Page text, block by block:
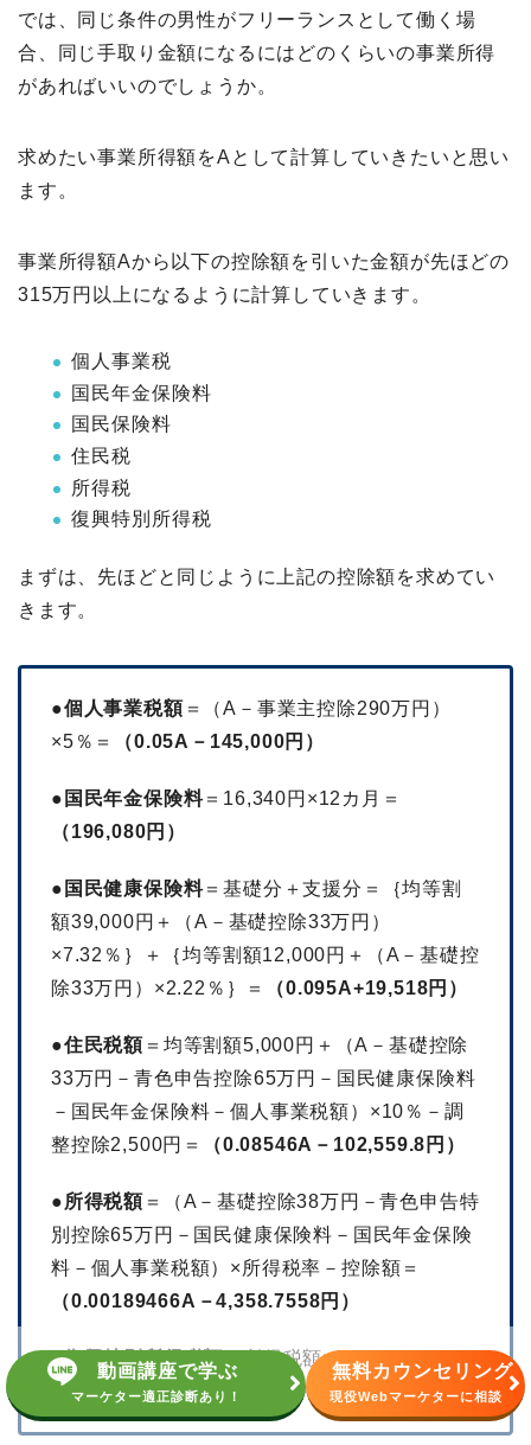
では、同じ条件の男性がフリーランスとして働く場
合、同じ手取り金額になるにはどのくらいの事業所得
があればいいのでしょうか。
求めたい事業所得額をAとして計算していきたいと思い
ます。
事業所得額Aから以下の控除額を引いた金額が先ほどの
315万円以上になるように計算していきます。
個人事業税
国民年金保険料
国民保険料
住民税
所得税
復興特別所得税
まずは、先ほどと同じように上記の控除額を求めてい
きます。
●個人事業税額＝（A－事業主控除290万円）
×5％＝
（0.05A－145,000円）
●国民年金保険料＝16,340円×12カ月＝
（196,080円）
●国民健康保険料＝基礎分＋支援分＝｛均等割
額39,000円＋（A－基礎控除33万円）
×7.32％｝＋｛均等割額12,000円＋（A－基礎控
除33万円）×2.22％｝＝
（0.095A+19,518円）
●住民税額 ＝均等割額5,000円＋（A－基礎控除
33万円－青色申告控除65万円－国民健康保険料
－国民年金保険料－個人事業税額）×10％－調
整控除2,500円＝
（0.08546A－102,559.8円）
●所得税額 ＝（A－基礎控除38万円－青色申告特
別控除65万円－国民健康保険料－国民年金保険
料－個人事業税額）×所得税率－控除額＝
（0.00189466A－4,358.7558円）
●復興特別所得税額
＝所得税額×2.1％＝
（0.08546A－207,559.8）
動画講座で学ぶ
マーケター適正診断あり！
無料カウンセリング
現役Webマーケターに相談